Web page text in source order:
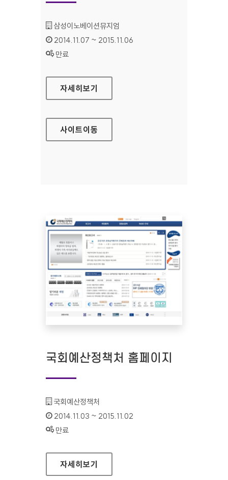
기관명 :
삼성이노베이션뮤지엄
인증기간 :
2014.11.07 ~ 2015.11.06
상태 :
만료
삼성이노베이션뮤지엄 홈페이지
자세히보기
사이트이동
국회예산정책처 홈페이지
기관명 :
국회예산정책처
인증기간 :
2014.11.03 ~ 2015.11.02
상태 :
만료
국회예산정책처 홈페이지
자세히보기